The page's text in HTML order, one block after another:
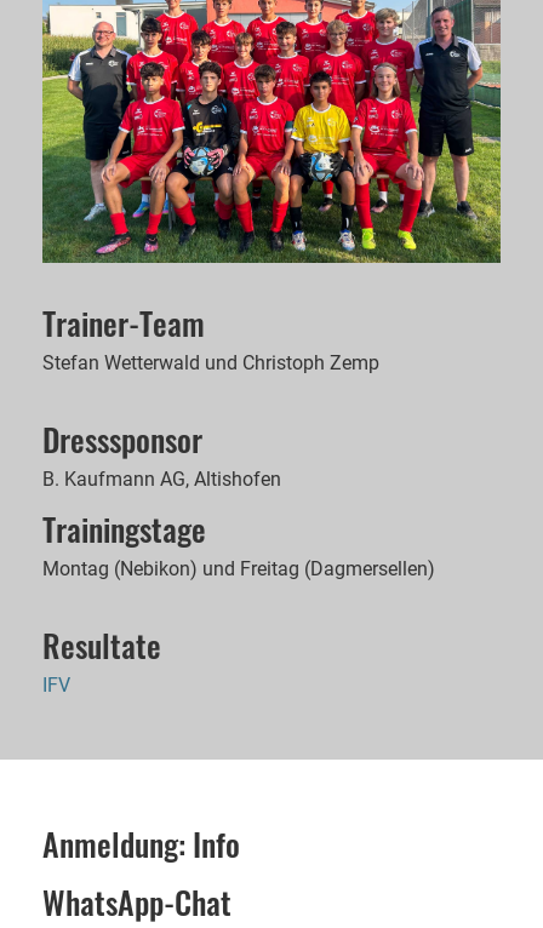
Trainer-Team
Stefan Wetterwald und Christoph Zemp
Dresssponsor
B. Kaufmann AG, Altishofen
Trainingstage
Montag (Nebikon) und Freitag (Dagmersellen)
Resultate
IFV
Anmeldung: Info
WhatsApp-Chat